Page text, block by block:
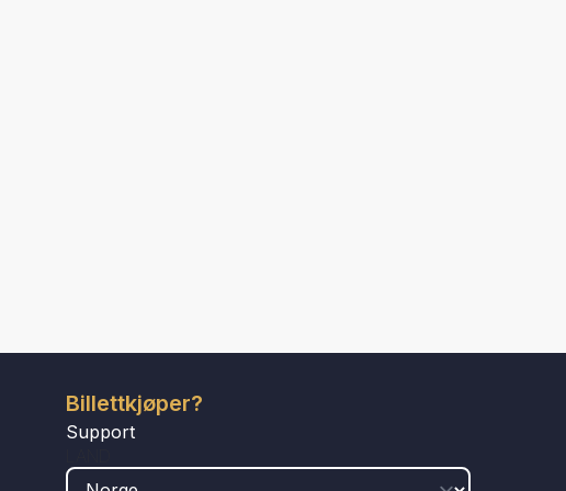
Billettkjøper?
Support